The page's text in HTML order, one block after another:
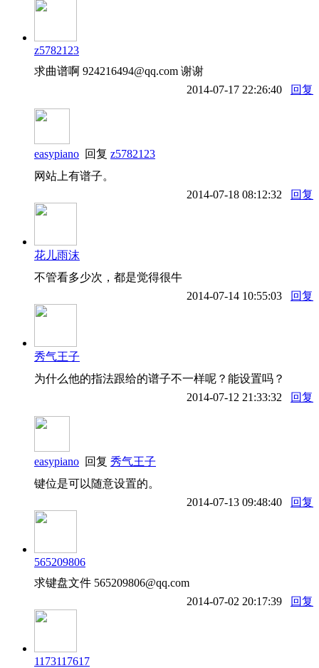
z5782123
求曲谱啊 924216494@qq.com 谢谢
2014-07-17 22:26:40
回复
easypiano 回复 z5782123
网站上有谱子。
2014-07-18 08:12:32
回复
花儿雨沫
不管看多少次，都是觉得很牛
2014-07-14 10:55:03
回复
秀气王子
为什么他的指法跟给的谱子不一样呢？能设置吗？
2014-07-12 21:33:32
回复
easypiano 回复 秀气王子
键位是可以随意设置的。
2014-07-13 09:48:40
回复
565209806
求键盘文件 565209806@qq.com
2014-07-02 20:17:39
回复
1173117617